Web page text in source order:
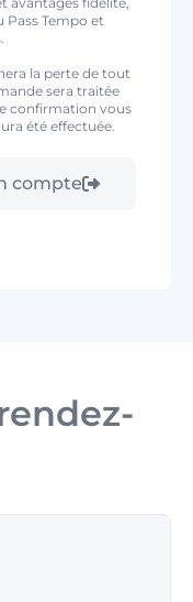
Pass Tempo et
la perte de tout
sera traitée
confirmation vous
été effectuée.
compte